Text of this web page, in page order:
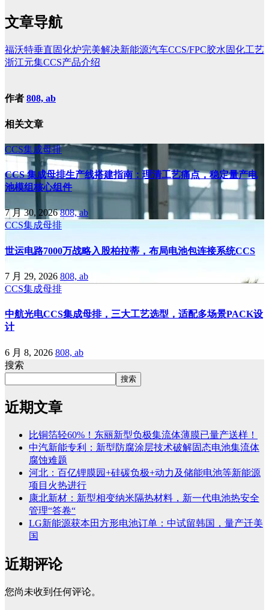
文章导航
福沃特垂直固化炉完美解决新能源汽车CCS/FPC胶水固化工艺
浙江元集CCS产品介绍
作者 808, ab
相关文章
CCS集成母排
CCS 集成母排生产线搭建指南：理清工艺痛点，稳定量产电
池模组核心组件
7 月 30, 2026808, ab
CCS集成母排
世运电路7000万战略入股柏拉蒂，布局电池包连接系统CCS
7 月 29, 2026 808, ab
CCS集成母排
中航光电CCS集成母排，三大工艺选型，适配多场景PACK设
计
6 月 8, 2026 808, ab
搜索
搜索
近期文章
比铜箔轻60%！东丽新型负极集流体薄膜已量产送样！
中汽新能专利：新型防腐涂层技术破解固态电池集流体
腐蚀难题
河北：百亿锂膜园+硅碳负极+动力及储能电池等新能源
项目火热进行
康北新材：新型相变纳米隔热材料，新一代电池热安全
管理“答卷“
LG新能源获本田方形电池订单：中试留韩国，量产迁美
国
近期评论
您尚未收到任何评论。